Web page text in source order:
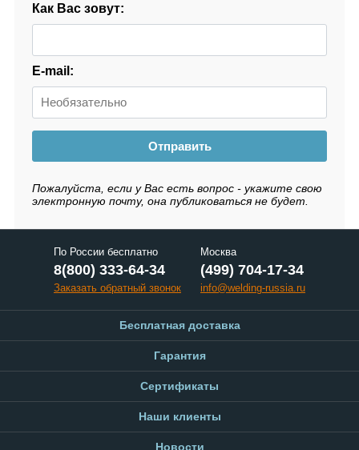
Как Вас зовут:
E-mail:
Отправить
Пожалуйста, если у Вас есть вопрос - укажите свою
электронную почту, она публиковаться не будет.
По России бесплатно
8(800) 333-64-34
Заказать обратный звонок
Москва
(499) 704-17-34
info@welding-russia.ru
Бесплатная доставка
Гарантия
Сертификаты
Наши клиенты
Новости